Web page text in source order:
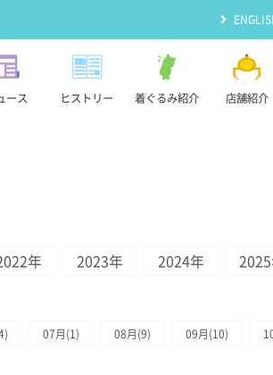
ース ヒストリー 着ぐるみ紹介 店舗紹介
年 2023年 2024年
07月(1) 08月(9) 09月(10)